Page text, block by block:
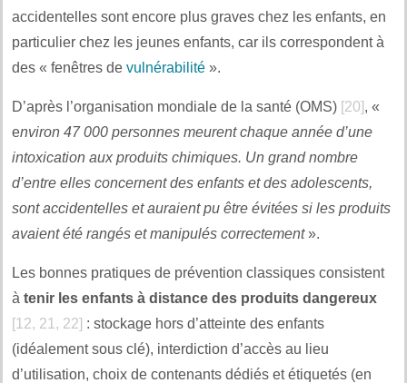
accidentelles sont encore plus graves chez les enfants, en
particulier chez les jeunes enfants, car ils correspondent à
des « fenêtres de vulnérabilité ».
D’après l’organisation mondiale de la santé (OMS) [20], «
environ 47 000 personnes meurent chaque année d’une
intoxication aux produits chimiques. Un grand nombre
d’entre elles concernent des enfants et des adolescents,
sont accidentelles et auraient pu être évitées si les produits
avaient été rangés et manipulés correctement».
Les bonnes pratiques de prévention classiques consistent
à tenir les enfants à distance des produits dangereux
[12, 21, 22] : stockage hors d’atteinte des enfants
(idéalement sous clé), interdiction d’accès au lieu
d’utilisation, choix de contenants dédiés et étiquetés (en